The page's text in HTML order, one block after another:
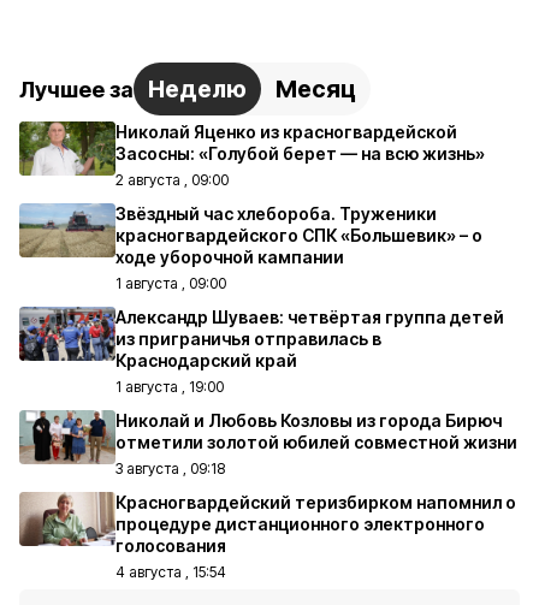
Лучшее за Неделю Месяц
Николай Яценко из красногвардейской
Засосны: «Голубой берет — на всю жизнь»
2 августа , 09:00
Звёздный час хлебороба. Труженики
красногвардейского СПК «Большевик» – о
ходе уборочной кампании
1 августа , 09:00
Александр Шуваев: четвёртая группа детей
из приграничья отправилась в
Краснодарский край
1 августа , 19:00
Николай и Любовь Козловы из города Бирюч
отметили золотой юбилей совместной жизни
3 августа , 09:18
Красногвардейский теризбирком напомнил о
процедуре дистанционного электронного
голосования
4 августа , 15:54